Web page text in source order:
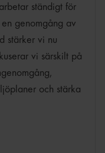
ständigt för
genomgång av
stärker vi nu
vi särskilt på
och stärka